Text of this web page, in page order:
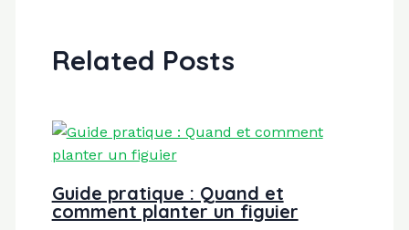
Related Posts
Guide pratique : Quand et
comment planter un figuier